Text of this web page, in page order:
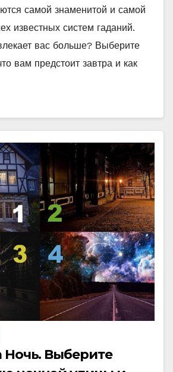
самой знаменитой и самой
известных систем гаданий.
вас больше? Выберите
вам предстоит завтра и как
Ночь. Выберите